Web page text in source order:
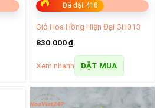
Đã đặt 418
Giỏ Hoa Hồng Hiện Đại GH013
830.000₫
Xem nhanh ĐẶT MUA